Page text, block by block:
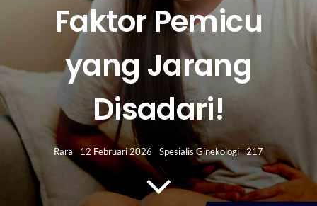
HUBUNGI KAMI
Faktor Pemicu
yang Jarang
Disadari!
Rara 12 Februari 2026 Spesialis Ginekologi 217